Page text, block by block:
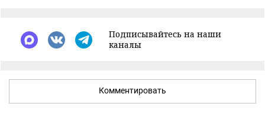
Подписывайтесь на наши
каналы
Комментировать